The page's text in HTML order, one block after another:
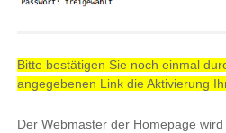
Bitte bestätigen Sie noch einmal
angegebenen Link die Aktivierung
Der Webmaster der Homepage